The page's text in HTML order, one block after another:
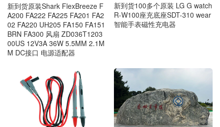
新到货原装Shark FlexBreeze F
A200 FA222 FA225 FA201 FA2
02 FA220 UH205 FA150 FA151
BRN FA300 风扇 ZD036T1203
00US 12V3A 36W 5.5MM 2.1M
M DC接口 电源适配器
新到货100多个原装 LG G watch
R-W100座充底座SDT-310 wear
智能手表磁性充电器